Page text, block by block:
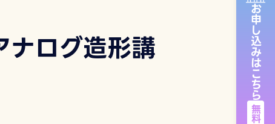
ナログ造形講
お申し込みはこちら
無料